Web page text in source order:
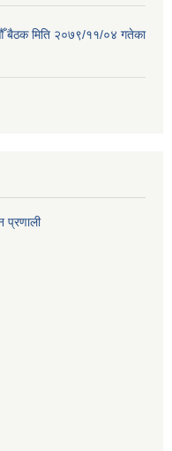
औँ बैठक मिति २०७९/११/०४ गतेका
प्रणाली